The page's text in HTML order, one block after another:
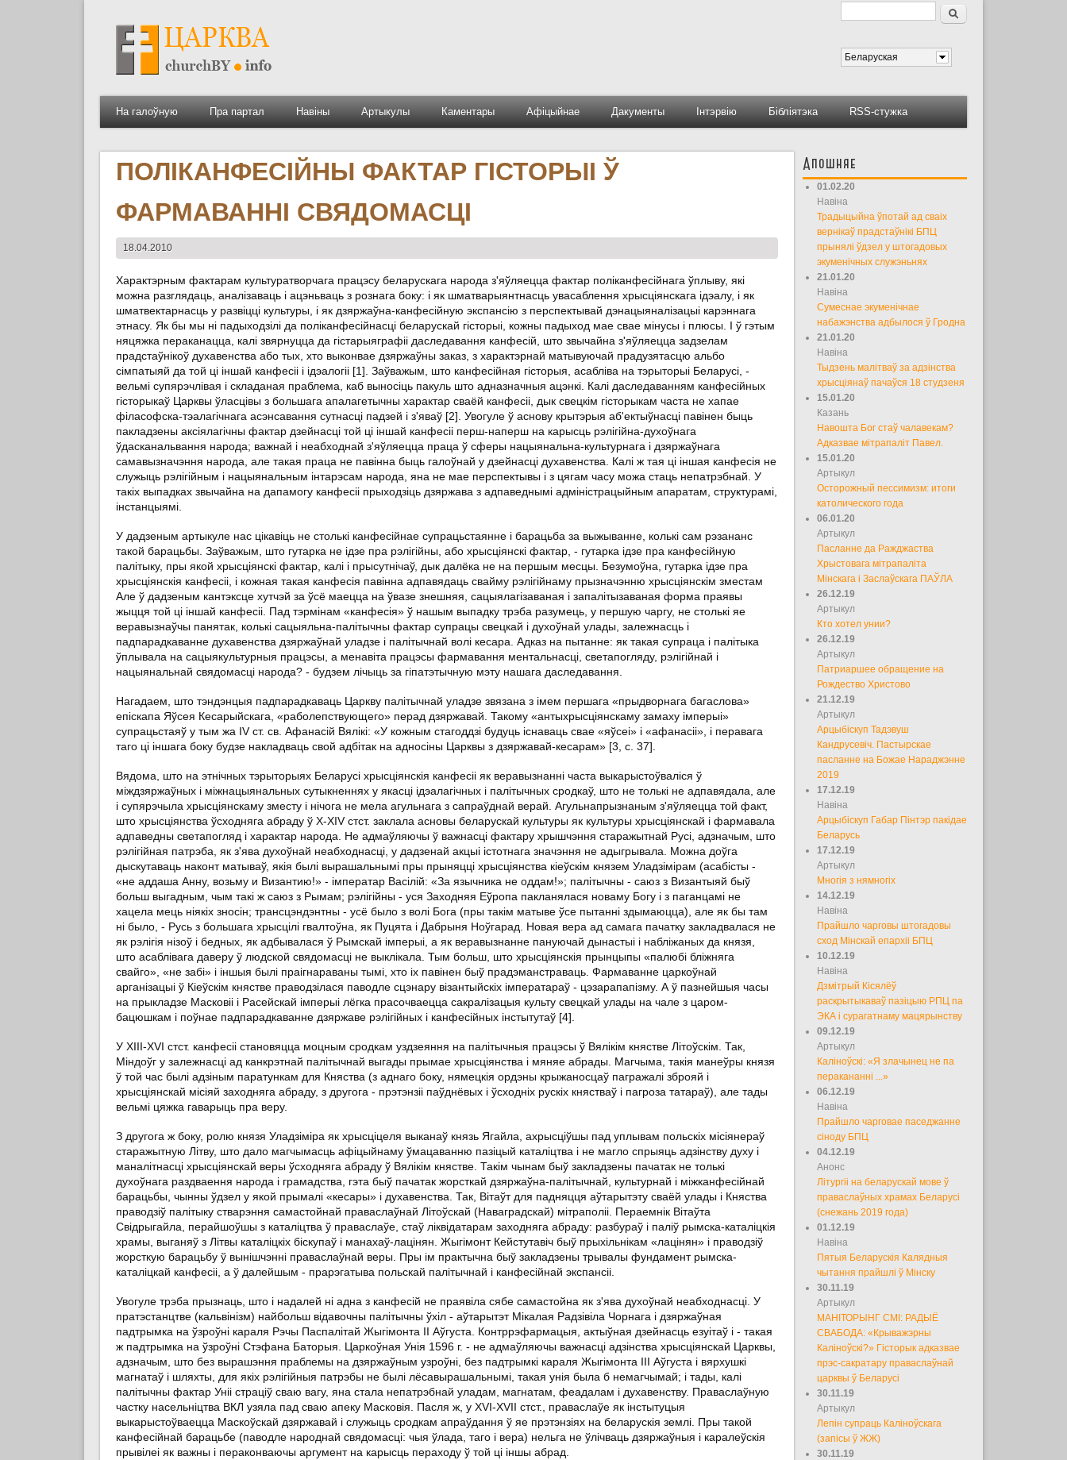
Форма пошуку
Пошук
Беларуская
На галоўную Пра партал Навіны Артыкулы Каментары Афіцыйнае Дакументы Інтэрвію Бібліятэка RSS-стужка
ПОЛІКАНФЕСІЙНЫ ФАКТАР ГІСТОРЫІ Ў
ФАРМАВАННІ СВЯДОМАСЦІ
18.04.2010
Характэрным фактарам культуратворчага працэсу беларускага народа з'яўляецца фактар поліканфесійнага ўплыву, які
можна разглядаць, аналізаваць і ацэньваць з рознага боку: і як шматварыянтнасць увасаблення хрысціянскага ідэалу, і як
шматвектарнасць у развіцці культуры, і як дзяржаўна-канфесійную экспансію з перспектывай дэнацыяналізацыі карэннага
этнасу. Як бы мы ні падыходзілі да поліканфесійнасці беларускай гісторыі, кожны падыход мае свае мінусы і плюсы. І ў гэтым
няцяжка пераканацца, калі звярнуцца да гістарыяграфіі даследавання канфесій, што звычайна з'яўляецца задзелам
прадстаўнікоў духавенства або тых, хто выконвае дзяржаўны заказ, з характэрнай матывуючай прадузятасцю альбо
сімпатыяй да той ці іншай канфесіі і ідэалогіі [1]. Заўважым, што канфесійная гісторыя, асабліва на тэрыторыі Беларусі, -
вельмі супярэчлівая і складаная праблема, каб выносіць пакуль што адназначныя ацэнкі. Калі даследаванням канфесійных
гісторыкаў Царквы ўласцівы з большага апалагетычны характар сваёй канфесіі, дык свецкім гісторыкам часта не хапае
філасофска-тэалагічнага асэнсавання сутнасці падзей і з'яваў [2]. Увогуле ў аснову крытэрыя аб'ектыўнасці павінен быць
пакладзены аксіялагічны фактар дзейнасці той ці іншай канфесіі перш-наперш на карысць рэлігійна-духоўнага
ўдасканальвання народа; важнай і неабходнай з'яўляецца праца ў сферы нацыянальна-культурнага і дзяржаўнага
самавызначэння народа, але такая праца не павінна быць галоўнай у дзейнасці духавенства. Калі ж тая ці іншая канфесія не
служыць рэлігійным і нацыянальным інтарэсам народа, яна не мае перспектывы і з цягам часу можа стаць непатрэбнай. У
такіх выпадках звычайна на дапамогу канфесіі прыходзіць дзяржава з адпаведнымі адміністрацыйным апаратам, структурамі,
інстанцыямі.
У дадзеным артыкуле нас цікавіць не столькі канфесійнае супрацьстаянне і барацьба за выжыванне, колькі сам рэзананс
такой барацьбы. Заўважым, што гутарка не ідзе пра рэлігійны, або хрысціянскі фактар, - гутарка ідзе пра канфесійную
палітыку, пры якой хрысціянскі фактар, калі і прысутнічаў, дык далёка не на першым месцы. Безумоўна, гутарка ідзе пра
хрысціянскія канфесіі, і кожная такая канфесія павінна адпавядаць свайму рэлігійнаму прызначэнню хрысціянскім зместам
Але ў дадзеным кантэксце хутчэй за ўсё маецца на ўвазе знешняя, сацыялагізаваная і запалітызаваная форма праявы
жыцця той ці іншай канфесіі. Пад тэрмінам «канфесія» ў нашым выпадку трэба разумець, у першую чаргу, не столькі яе
веравызнаўчы панятак, колькі сацыяльна-палітычны фактар супрацы свецкай і духоўнай улады, залежнасць і
падпарадкаванне духавенства дзяржаўнай уладзе і палітычнай волі кесара. Адказ на пытанне: як такая супраца і палітыка
ўплывала на сацыякультурныя працэсы, а менавіта працэсы фармавання ментальнасці, светапогляду, рэлігійнай і
нацыянальнай свядомасці народа? - будзем лічыць за гіпатэтычную мэту нашага даследавання.
Нагадаем, што тэндэнцыя падпарадкаваць Царкву палітычнай уладзе звязана з імем першага «прыдворнага багаслова»
епіскапа Яўсея Кесарыйскага, «раболепствующего» перад дзяржавай. Такому «антыхрысціянскаму замаху імперыі»
супрацьстаяў у тым жа ІV ст. св. Афанасій Вялікі: «У кожным стагоддзі будуць існаваць свае «яўсеі» і «афанасіі», і перавага
таго ці іншага боку будзе накладваць свой адбітак на адносіны Царквы з дзяржавай-кесарам» [3, c. 37].
Вядома, што на этнічных тэрыторыях Беларусі хрысціянскія канфесіі як веравызнанні часта выкарыстоўваліся ў
міждзяржаўных і міжнацыянальных сутыкненнях у якасці ідэалагічных і палітычных сродкаў, што не толькі не адпавядала, але
і супярэчыла хрысціянскаму зместу і нічога не мела агульнага з сапраўднай верай. Агульнапрызнаным з'яўляецца той факт,
што хрысціянства ўсходняга абраду ў Х-ХІV стст. заклала асновы беларускай культуры як культуры хрысціянскай і фармавала
адпаведны светапогляд і характар народа. Не адмаўляючы ў важнасці фактару хрышчэння старажытнай Русі, адзначым, што
рэлігійная патрэба, як з'ява духоўнай неабходнасці, у дадзенай акцыі істотнага значэння не адыгрывала. Можна доўга
дыскутаваць наконт матываў, якія былі вырашальнымі пры прыняцці хрысціянства кіеўскім князем Уладзімірам (асабісты -
«не аддаша Анну, возьму и Византию!» - імператар Васілій: «За язычника не оддам!»; палітычны - саюз з Византыяй быў
больш выгадным, чым такі ж саюз з Рымам; рэлігійны - уся Заходняя Еўропа пакланялася новаму Богу і з паганцамі не
хацела мець ніякіх зносін; трансцэндэнтны - усё было з волі Бога (пры такім матыве ўсе пытанні здымаюцца), але як бы там
ні было, - Русь з большага хрысцілі гвалтоўна, як Пуцята і Дабрыня Ноўгарад. Новая вера ад самага пачатку закладвалася не
як рэлігія нізоў і бедных, як адбывалася ў Рымскай імперыі, а як веравызнанне пануючай дынастыі і набліжаных да князя,
што асаблівага даверу ў людской свядомасці не выклікала. Тым больш, што хрысціянскія прынцыпы «палюбі бліжняга
свайго», «не забі» і іншыя былі праігнараваны тымі, хто іх павінен быў прадэманстраваць. Фармаванне царкоўнай
арганізацыі ў Кіеўскім княстве праводзілася паводле сцэнару візантыйскіх імператараў - цэзарапапізму. А ў пазнейшыя часы
на прыкладзе Масковіі і Расейскай імперыі лёгка прасочваецца сакралізацыя культу свецкай улады на чале з царом-
бацюшкам і поўнае падпарадкаванне дзяржаве рэлігійных і канфесійных інстытутаў [4].
У ХІІІ-ХVІ стст. канфесіі становяцца моцным сродкам уздзеяння на палітычныя працэсы ў Вялікім княстве Літоўскім. Так,
Міндоўг у залежнасці ад канкрэтнай палітычнай выгады прымае хрысціянства і мяняе абрады. Магчыма, такія манеўры князя
ў той час былі адзіным паратункам для Княства (з аднаго боку, нямецкія ордэны крыжаносцаў пагражалі зброяй і
хрысціянскай місіяй заходняга абраду, з другога - прэтэнзіі паўднёвых і ўсходніх рускіх княстваў і пагроза татараў), але тады
вельмі цяжка гаварыць пра веру.
З другога ж боку, ролю князя Уладзіміра як хрысціцеля выканаў князь Ягайла, ахрысціўшы пад уплывам польскіх місіянераў
старажытную Літву, што дало магчымасць афіцыйнаму ўмацаванню пазіцый каталіцтва і не магло спрыяць адзінству духу і
маналітнасці хрысціянскай веры ўсходняга абраду ў Вялікім княстве. Такім чынам быў закладзены пачатак не толькі
духоўнага раздваення народа і грамадства, гэта быў пачатак жорсткай дзяржаўна-палітычнай, культурнай і міжканфесійнай
барацьбы, чынны ўдзел у якой прымалі «кесары» і духавенства. Так, Вітаўт для падняцця аўтарытэту сваёй улады і Княства
праводзіў палітыку стварэння самастойнай праваслаўнай Літоўскай (Наваградскай) мітраполіі. Пераемнік Вітаўта
Свідрыгайла, перайшоўшы з каталіцтва ў праваслаўе, стаў ліквідатарам заходняга абраду: разбураў і паліў рымска-каталіцкія
храмы, выганяў з Літвы каталіцкіх біскупаў і манахаў-лацінян. Жыгімонт Кейстутавіч быў прыхільнікам «лацінян» і праводзіў
жорсткую барацьбу ў вынішчэнні праваслаўнай веры. Пры ім практычна быў закладзены трывалы фундамент рымска-
каталіцкай канфесіі, а ў далейшым - прарэгатыва польскай палітычнай і канфесійнай экспансіі.
Увогуле трэба прызнаць, што і надалей ні адна з канфесій не праявіла сябе самастойна як з'ява духоўнай неабходнасці. У
пратэстанцтве (кальвінізм) найбольш відавочны палітычны ўхіл - аўтарытэт Мікалая Радзівіла Чорнага і дзяржаўная
падтрымка на ўзроўні караля Рэчы Паспалітай Жыгімонта ІІ Аўгуста. Контррэфармацыя, актыўная дзейнасць езуітаў і - такая
ж падтрымка на ўзроўні Стэфана Баторыя. Царкоўная Унія 1596 г. - не адмаўляючы важнасці адзінства хрысціянскай Царквы,
адзначым, што без вырашэння праблемы на дзяржаўным узроўні, без падтрымкі караля Жыгімонта ІІІ Аўгуста і вярхушкі
магнатаў і шляхты, для якіх рэлігійныя патрэбы не былі лёсавырашальнымі, такая унія была б немагчымай; і тады, калі
палітычны фактар Уніі страціў сваю вагу, яна стала непатрэбнай уладам, магнатам, феадалам і духавенству. Праваслаўную
частку насельніцтва ВКЛ узяла пад сваю апеку Масковія. Пасля ж, у ХVІ-ХVІІ стст., праваслаўе як інстытуцыя
выкарыстоўваецца Маскоўскай дзяржавай і служыць сродкам апраўдання ў яе прэтэнзіях на беларускія землі. Пры такой
канфесійнай барацьбе (паводле народнай свядомасці: чыя ўлада, таго і вера) нельга не ўлічваць дзяржаўныя і каралеўскія
прывілеі як важны і пераконваючы аргумент на карысць пераходу ў той ці іншы абрад.
Апошняе
01.02.20
Навіна
Традыцыйна ўпотай ад сваіх
вернікаў прадстаўнікі БПЦ
прынялі ўдзел у штогадовых
экуменічных служэньнях
21.01.20
Навіна
Сумеснае экуменічнае
набажэнства адбылося ў Гродна
21.01.20
Навіна
Тыдзень малітваў за адзінства
хрысціянаў пачаўся 18 студзеня
15.01.20
Казань
Навошта Бог стаў чалавекам?
Адказвае мітрапаліт Павел.
15.01.20
Артыкул
Осторожный пессимизм: итоги
католического года
06.01.20
Артыкул
Пасланне да Ражджаства
Хрыстовага мітрапаліта
Мінскага і Заслаўскага ПАЎЛА
26.12.19
Артыкул
Кто хотел унии?
26.12.19
Артыкул
Патриаршее обращение на
Рождество Христово
21.12.19
Артыкул
Арцыбіскуп Тадэвуш
Кандрусевіч. Пастырскае
пасланне на Божае Нараджэнне
2019
17.12.19
Навіна
Арцыбіскуп Габар Пінтэр пакідае
Беларусь
17.12.19
Артыкул
Многія з нямногіх
14.12.19
Навіна
Прайшло чарговы штогадовы
сход Мінскай епархіі БПЦ
10.12.19
Навіна
Дзмітрый Кісялёў
раскрытыкаваў пазіцыю РПЦ па
ЭКА і сурагатнаму мацярынству
09.12.19
Артыкул
Каліноўскі: «Я злачынец не па
перакананні ...»
06.12.19
Навіна
Прайшло чарговае паседжанне
сіноду БПЦ
04.12.19
Анонс
Літургіі на беларускай мове ў
праваслаўных храмах Беларусі
(снежань 2019 года)
01.12.19
Навіна
Пятыя Беларускія Калядныя
чытання прайшлі ў Мінску
30.11.19
Артыкул
МАНІТОРЫНГ СМІ: РАДЫЁ
СВАБОДА: «Крыважэрны
Каліноўскі?» Гісторык адказвае
прэс-сакратару праваслаўнай
царквы ў Беларусі
30.11.19
Артыкул
Лепін супраць Каліноўскага
(запісы ў ЖЖ)
30.11.19